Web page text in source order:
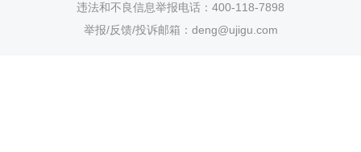
违法和不良信息举报电话：400-118-7898
举报/反馈/投诉邮箱：deng@ujigu.com